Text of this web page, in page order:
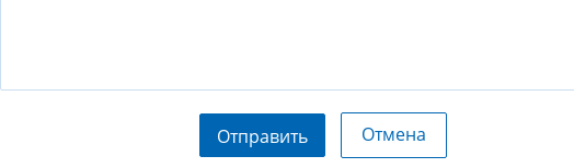
Отправить Отмена